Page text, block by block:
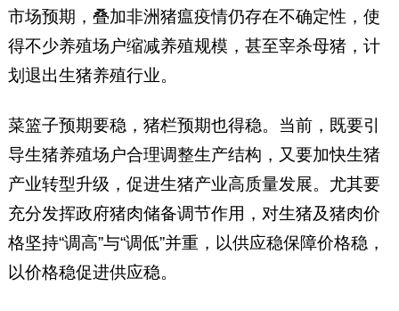
市场预期，叠加非洲猪瘟疫情仍存在不确定性，使
得不少养殖场户缩减养殖规模，甚至宰杀母猪，计
划退出生猪养殖行业。
菜篮子预期要稳，猪栏预期也得稳。当前，既要引
导生猪养殖场户合理调整生产结构，又要加快生猪
产业转型升级，促进生猪产业高质量发展。尤其要
充分发挥政府猪肉储备调节作用，对生猪及猪肉价
格坚持“调高”与“调低”并重，以供应稳保障价格稳，
以价格稳促进供应稳。